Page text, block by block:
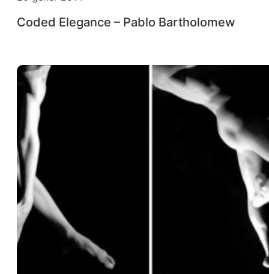
Coded Elegance – Pablo Bartholomew